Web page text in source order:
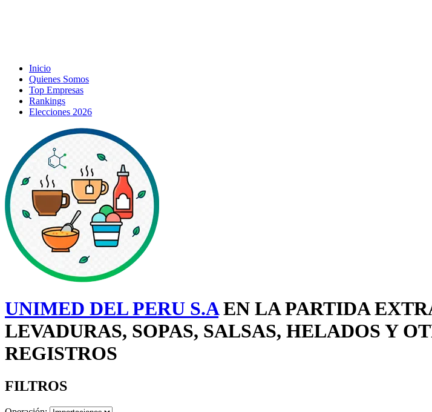
Inicio
Quienes Somos
Top Empresas
Rankings
Elecciones 2026
UNIMED DEL PERU S.AEN LA PARTIDA
LEVADURAS, SOPAS, SALSAS, HELADOS Y
REGISTROS
FILTROS